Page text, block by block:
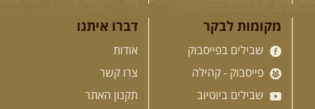
מקומות לבקר
שבילים בפייסבוק
פייסבוק - קהילה
שבילים ביוטיוב
דברו איתנו
אודות
צרו קשר
תקנון האתר